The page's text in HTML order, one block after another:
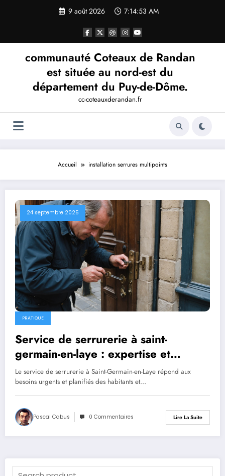
9 août 2026 7:14:53 AM
communauté Coteaux de Randan
est située au nord-est du
département du Puy-de-Dôme.
cc-coteauxderandan.fr
Accueil installation serrures multipoints
24 septembre 2025
PRATIQUE
Service de serrurerie à saint-
germain-en-laye : expertise et
rapidité à votre service
Le service de serrurerie à Saint-Germain-en-Laye répond aux
besoins urgents et planifiés des habitants et…
Pascal Cabus 0 Commentaires Lire La Suite